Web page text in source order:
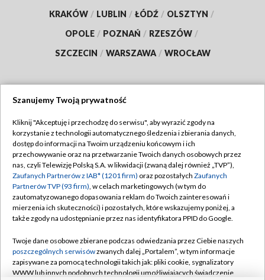
KRAKÓW / LUBLIN / ŁÓDŹ / OLSZTYN /
OPOLE / POZNAŃ / RZESZÓW /
SZCZECIN / WARSZAWA / WROCŁAW
TVP
Abonament TVP
Emisja w TVP
Centrum informacji TVP
Naziemna Telewizja Cyfrowa
Rada Programowa
System NOS
Regulamin TVP
Polityka prywatności
Moje zgody
Pomoc
Kontakt
Szanujemy Twoją prywatność
Kliknij "Akceptuję i przechodzę do serwisu", aby wyrazić zgody na
korzystanie z technologii automatycznego śledzenia i zbierania danych,
dostęp do informacji na Twoim urządzeniu końcowym i ich
przechowywanie oraz na przetwarzanie Twoich danych osobowych przez
nas, czyli Telewizję Polską S.A. w likwidacji (zwaną dalej również „TVP”),
Zaufanych Partnerów z IAB* (1201 firm) oraz pozostałych Zaufanych
Partnerów TVP (93 firm), w celach marketingowych (w tym do
zautomatyzowanego dopasowania reklam do Twoich zainteresowań i
mierzenia ich skuteczności) i pozostałych, które wskazujemy poniżej, a
także zgody na udostępnianie przez nas identyfikatora PPID do Google.
Twoje dane osobowe zbierane podczas odwiedzania przez Ciebie naszych
poszczególnych serwisówzwanych dalej „Portalem”, w tym informacje
zapisywane za pomocą technologii takich jak: pliki cookie, sygnalizatory
WWW lub innych podobnych technologii umożliwiających świadczenie